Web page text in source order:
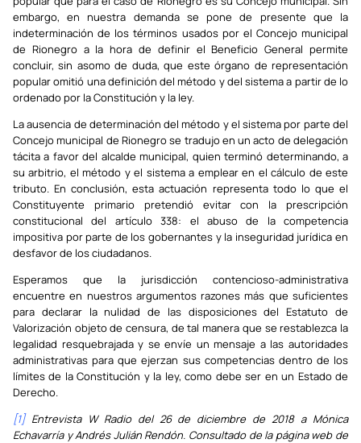
embargo, en nuestra demanda se pone de presente que la
indeterminación de los términos usados por el Concejo municipal
de Rionegro a la hora de definir el Beneficio General permite
concluir, sin asomo de duda, que este órgano de representación
popular omitió una definición del método y del sistema a partir de lo
ordenado por la Constitución y la ley.
La ausencia de determinación del método y el sistema por parte del
Concejo municipal de Rionegro se tradujo en un acto de delegación
tácita a favor del alcalde municipal, quien terminó determinando, a
su arbitrio, el método y el sistema a emplear en el cálculo de este
tributo. En conclusión, esta actuación representa todo lo que el
Constituyente primario pretendió evitar con la prescripción
constitucional del artículo 338: el abuso de la competencia
impositiva por parte de los gobernantes y la inseguridad jurídica en
desfavor de los ciudadanos.
Esperamos que la jurisdicción contencioso-administrativa
encuentre en nuestros argumentos razones más que suficientes
para declarar la nulidad de las disposiciones del Estatuto de
Valorización objeto de censura, de tal manera que se restablezca la
legalidad resquebrajada y se envíe un mensaje a las autoridades
administrativas para que ejerzan sus competencias dentro de los
límites de la Constitución y la ley, como debe ser en un Estado de
Derecho.
[1]Entrevista W Radio del 26 de diciembre de 2018 a Mónica
Echavarría y Andrés Julián Rendón. Consultado de la página web de